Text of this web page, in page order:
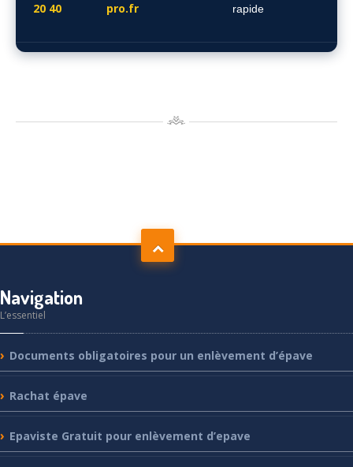
20 40
pro.fr
rapide
Navigation
L’essentiel
Documents obligatoires pour un enlèvement d’épave
Rachat épave
Epaviste Gratuit pour enlèvement d’epave